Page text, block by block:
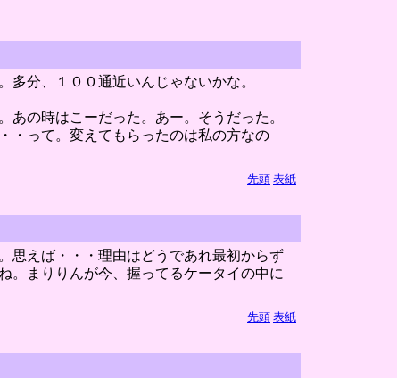
分、１００通近いんじゃないかな。
の時はこーだった。あー。そうだった。
・って。変えてもらったのは私の方なの
先頭 表紙
思えば・・・理由はどうであれ最初からず
。まりりんが今、握ってるケータイの中に
先頭 表紙